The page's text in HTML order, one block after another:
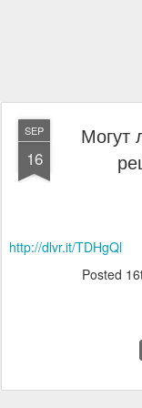
SEP
16
Могут
http://dlvr.it/TDHgQl
Posted